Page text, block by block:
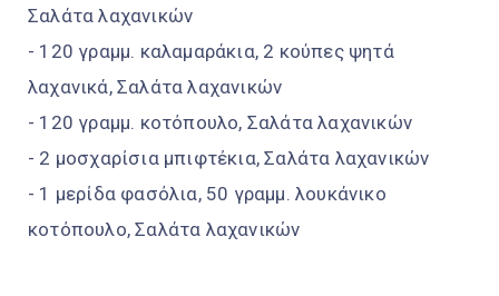
Σαλάτα λαχανικών
- 120 γραμμ. καλαμαράκια, 2 κούπες ψητά
λαχανικά, Σαλάτα λαχανικών
- 120 γραμμ. κοτόπουλο, Σαλάτα λαχανικών
- 2 μοσχαρίσια μπιφτέκια, Σαλάτα λαχανικών
- 1 μερίδα φασόλια, 50 γραμμ. λουκάνικο
κοτόπουλο, Σαλάτα λαχανικών